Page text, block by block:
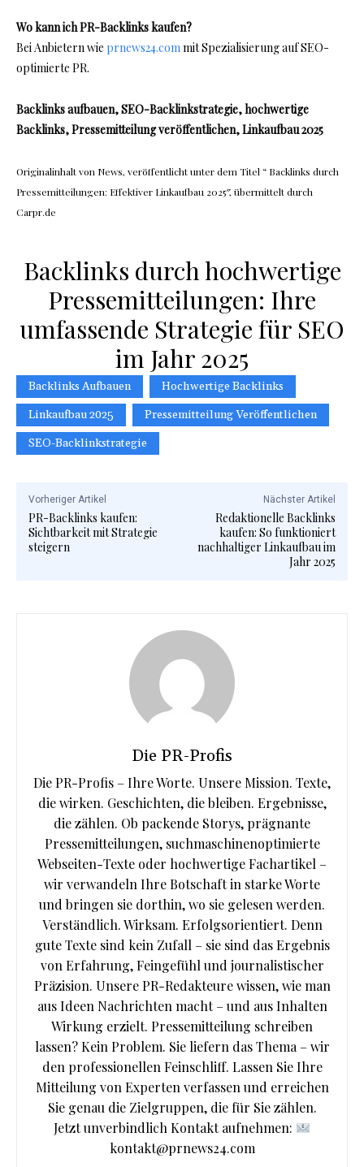
Wo kann ich PR-Backlinks kaufen?
Bei Anbietern wie prnews24.commit Spezialisierung auf SEO-
optimierte PR.
Backlinks aufbauen, SEO-Backlinkstrategie, hochwertige
Backlinks, Pressemitteilung veröffentlichen, Linkaufbau 2025
Originalinhalt von News, veröffentlicht unter dem Titel “ Backlinks durch
Pressemitteilungen: Effektiver Linkaufbau 2025″, übermittelt durch
Carpr.de
Backlinks durch hochwertige
Pressemitteilungen: Ihre
umfassende Strategie für SEO
im Jahr 2025
Backlinks Aufbauen
Hochwertige Backlinks
Linkaufbau 2025
Pressemitteilung Veröffentlichen
SEO-Backlinkstrategie
Vorheriger Artikel
PR-Backlinks kaufen:
Sichtbarkeit mit Strategie
steigern
Nächster Artikel
Redaktionelle Backlinks
kaufen: So funktioniert
nachhaltiger Linkaufbau im
Jahr 2025
Die PR-Profis
Die PR-Profis – Ihre Worte. Unsere Mission. Texte,
die wirken. Geschichten, die bleiben. Ergebnisse,
die zählen. Ob packende Storys, prägnante
Pressemitteilungen, suchmaschinenoptimierte
Webseiten-Texte oder hochwertige Fachartikel –
wir verwandeln Ihre Botschaft in starke Worte
und bringen sie dorthin, wo sie gelesen werden.
Verständlich. Wirksam. Erfolgsorientiert. Denn
gute Texte sind kein Zufall – sie sind das Ergebnis
von Erfahrung, Feingefühl und journalistischer
Präzision. Unsere PR-Redakteure wissen, wie man
aus Ideen Nachrichten macht – und aus Inhalten
Wirkung erzielt. Pressemitteilung schreiben
lassen? Kein Problem. Sie liefern das Thema – wir
den professionellen Feinschliff. Lassen Sie Ihre
Mitteilung von Experten verfassen und erreichen
Sie genau die Zielgruppen, die für Sie zählen.
Jetzt unverbindlich Kontakt aufnehmen:
kontakt@prnews24.com